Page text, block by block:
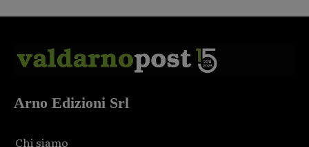
Arno Edizioni Srl
Chi siamo